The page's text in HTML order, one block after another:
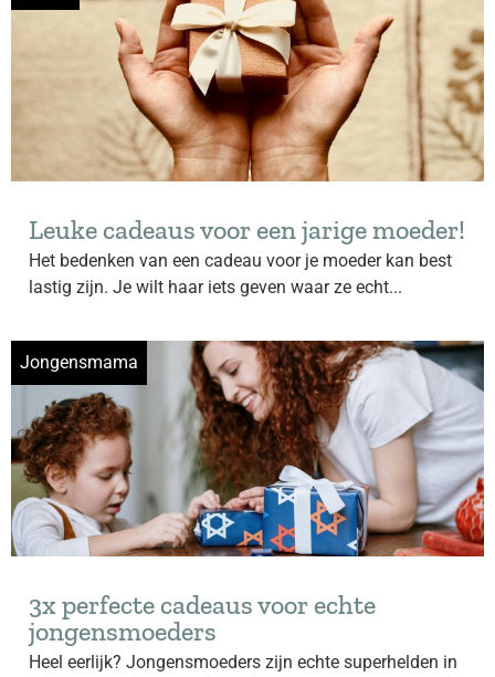
Leuke cadeaus voor een jarige moeder!
Het bedenken van een cadeau voor je moeder kan best
lastig zijn. Je wilt haar iets geven waar ze echt...
Jongensmama
3x perfecte cadeaus voor echte
jongensmoeders
Heel eerlijk? Jongensmoeders zijn echte superhelden in